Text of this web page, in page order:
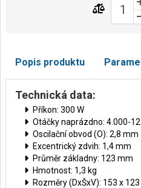
Popis produktu
Technická data:
Příkon: 300 W
Otáčky naprázdno: 4.000-
Oscilační obvod (O): 2,8 mm
Excentrický zdvih: 1,4 mm
Průměr základny: 123 mm
Hmotnost: 1,3 kg
Rozměry (DxŠxV): 153 x